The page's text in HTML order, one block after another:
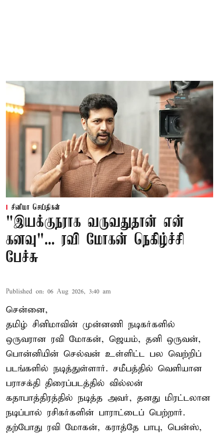
சினிமா செய்திகள்
"இயக்குநராக வருவதுதான் என்
கனவு"... ரவி மோகன் நெகிழ்ச்சி
பேச்சு
Published on: 06 Aug 2026, 3:40 am
சென்னை,
தமிழ் சினிமாவின் முன்னணி நடிகர்களில்
ஒருவரான ரவி மோகன், ஜெயம், தனி ஒருவன்,
பொன்னியின் செல்வன் உள்ளிட்ட பல வெற்றிப்
படங்களில் நடித்துள்ளார். சமீபத்தில் வெளியான
பராசக்தி திரைப்படத்தில் வில்லன்
கதாபாத்திரத்தில் நடித்த அவர், தனது மிரட்டலான
நடிப்பால் ரசிகர்களின் பாராட்டைப் பெற்றார்.
தற்போது ரவி மோகன், கராத்தே பாபு, பென்ஸ்,